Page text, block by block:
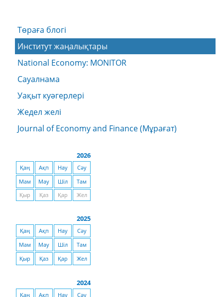
Төраға блогі
Институт жаңалықтары
National Economy: MONITOR
Сауалнама
Уақыт куәгерлері
Жедел желі
Journal of Economy and Finance (Мұрағат)
2026
Қаң Ақп Нау
Сәу
Мам
Мау Шіл
Там
Қыр
Қаз Қар Жел
2025
Қаң Ақп Нау
Сәу
Мам
Мау Шіл
Там
Қыр
Қаз Қар Жел
2024
Қаң Ақп Нау Сәу